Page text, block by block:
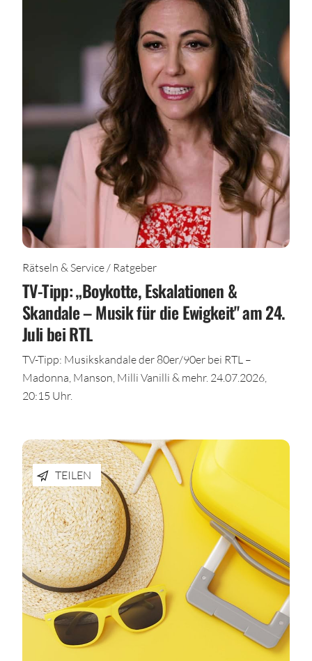
Rätseln & Service / Ratgeber
TV-Tipp: „Boykotte, Eskalationen &
Skandale – Musik für die Ewigkeit" am 24.
Juli bei RTL
TV-Tipp: Musikskandale der 80er/90er bei RTL –
Madonna, Manson, Milli Vanilli & mehr. 24.07.2026,
20:15 Uhr.
TEILEN